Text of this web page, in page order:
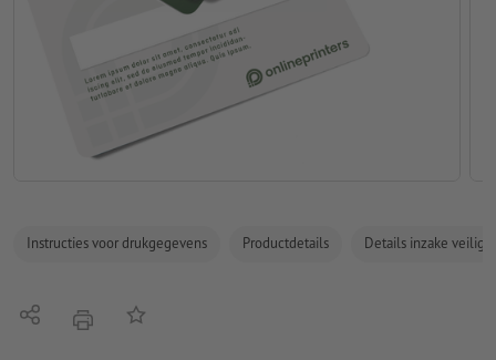
Instructies voor drukgegevens Productdetails Details inzake
Delen afdrukkenOp de lijst